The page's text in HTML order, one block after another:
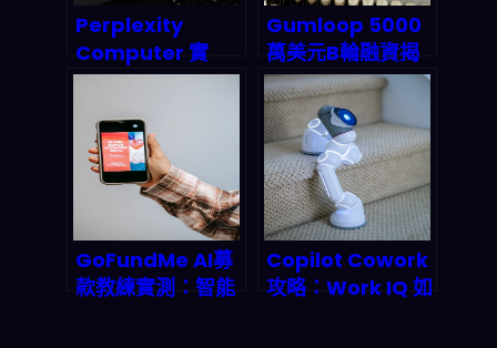
Perplexity
Computer 實
測：19個AI模型統
流即將被重新定
義？
Gumloop 5000
萬美元B輪融資揭
密：2026年AI代
理自動化革命真的
來了？
GoFundMe AI募
款教練實測：智能
Copilot Cowork
攻略：Work IQ 如